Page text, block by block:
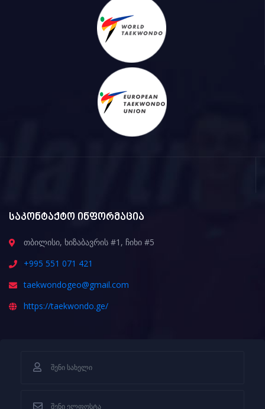
საკონტაქტო ინფორმაცია
თბილისი, ხიზაბავრის #1, ჩიხი #5
+995 551 071 421
taekwondogeo@gmail.com
https://taekwondo.ge/